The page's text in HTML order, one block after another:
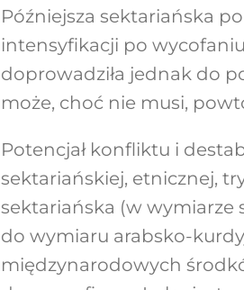
Późniejsza sektariańska
intensyfikacji po wycofaniu
doprowadziła jednak do
może, choć nie musi,
Potencjał konfliktu i
sektariańskiej, etnicznej,
sektariańska (w wymiarze
do wymiaru arabsko-
międzynarodowych